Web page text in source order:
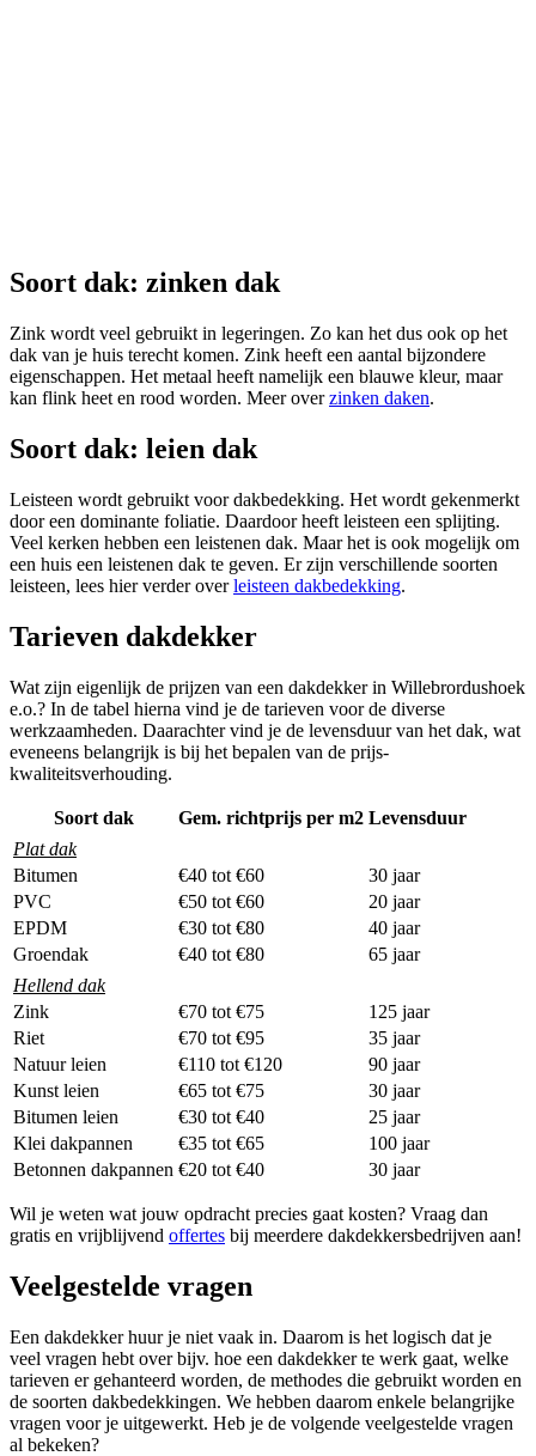
Soort dak: zinken dak
Zink wordt veel gebruikt in legeringen. Zo kan het dus ook op het
dak van je huis terecht komen. Zink heeft een aantal bijzondere
eigenschappen. Het metaal heeft namelijk een blauwe kleur, maar
kan flink heet en rood worden. Meer overzinken daken.
Soort dak: leien dak
Leisteen wordt gebruikt voor dakbedekking. Het wordt gekenmerkt
door een dominante foliatie. Daardoor heeft leisteen een splijting.
Veel kerken hebben een leistenen dak. Maar het is ook mogelijk om
een huis een leistenen dak te geven. Er zijn verschillende soorten
leisteen, lees hier verder overleisteen dakbedekking.
Tarieven dakdekker
Wat zijn eigenlijk de prijzen van een dakdekker in Willebrordushoek
e.o.? In de tabel hierna vind je de tarieven voor de diverse
werkzaamheden. Daarachter vind je de levensduur van het dak, wat
eveneens belangrijk is bij het bepalen van de prijs-
kwaliteitsverhouding.
Soort dak Gem. richtprijs per m2 Levensduur
Plat dak
Bitumen
€40 tot €60
30 jaar
PVC
€50 tot €60
20 jaar
EPDM
€30 tot €80
40 jaar
Groendak
€40 tot €80
65 jaar
Hellend dak
Zink
€70 tot €75
125 jaar
Riet
€70 tot €95
35 jaar
Natuur leien
€110 tot €120
90 jaar
Kunst leien
€65 tot €75
30 jaar
Bitumen leien
€30 tot €40
25 jaar
Klei dakpannen
€35 tot €65
100 jaar
Betonnen dakpannen €20 tot €40 30 jaar
Wil je weten wat jouw opdracht precies gaat kosten? Vraag dan
gratis en vrijblijvend offertes bij meerdere dakdekkersbedrijven aan!
Veelgestelde vragen
Een dakdekker huur je niet vaak in. Daarom is het logisch dat je
veel vragen hebt over bijv. hoe een dakdekker te werk gaat, welke
tarieven er gehanteerd worden, de methodes die gebruikt worden en
de soorten dakbedekkingen. We hebben daarom enkele belangrijke
vragen voor je uitgewerkt. Heb je de volgende veelgestelde vragen
al bekeken?